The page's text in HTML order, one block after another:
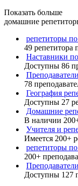
Показать больше
домашние
репетиторы по
49 репетитора
Наставники
Доступны 86
78
География
Доступны 27
Домашние
В наличии
Учителя и
Имеется 200+
репетиторы
200+
Доступны 127